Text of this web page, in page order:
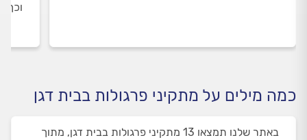
וכך
כמה מילים על מתקיני פרגולות בבית דגן
באתר שלנו תמצאו 13 מתקיני פרגולות בבית דגן, מתוך